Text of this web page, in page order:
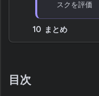
スクを評価
10 まとめ
目次